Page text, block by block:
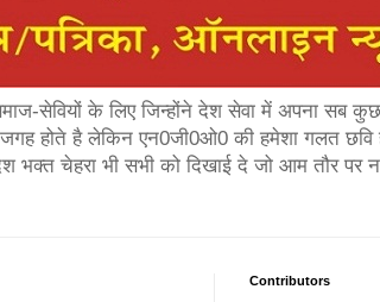
सेवियों के लिए जिन्होंने देश सेवा में अपना सब कुछ
होते है लेकिन एन0जी0ओ0 की हमेशा गलत छवि
चेहरा भी सभी को दिखाई दे जो आम तौर पर
Contributors